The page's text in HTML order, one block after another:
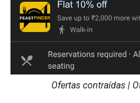
Ofertas contraídas |